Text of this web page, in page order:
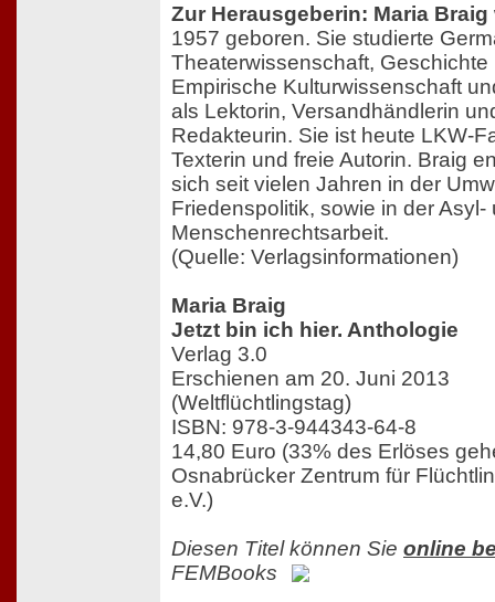
Zur Herausgeberin: Maria Braig
1957 geboren. Sie studierte
Theaterwissenschaft, Geschichte
Empirische Kulturwissenschaft
als Lektorin, Versandhändlerin
Redakteurin. Sie ist heute LKW-
Texterin und freie Autorin. Braig
sich seit vielen Jahren in der
Friedenspolitik, sowie in der Asyl-
Menschenrechtsarbeit.
(Quelle: Verlagsinformationen)
Maria Braig
Jetzt bin ich hier. Anthologie
Verlag 3.0
Erschienen am 20. Juni 2013
(Weltflüchtlingstag)
ISBN: 978-3-944343-64-8
14,80 Euro (33% des Erlöses
Osnabrücker Zentrum für
e.V.)
Diesen Titel können Sie online
FEMBooks